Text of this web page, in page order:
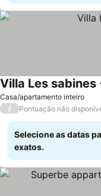
Casa/apartamento inteiro
Villa Les sabines
/ Pontuação não
Selecione as datas
exatos.